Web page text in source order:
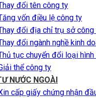
đổi tên công ty
vốn điều lệ công ty
đổi địa chỉ trụ sở công
đổi ngành nghề kinh
tục chuyển đổi loại hình
thể công ty
NƯỚC NGOÀI
cấp giấy chứng nhận